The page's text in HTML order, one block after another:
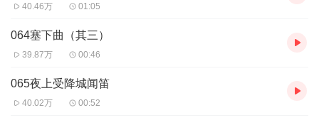
40.46万 01:05
064塞下曲（其三）
39.87万 00:46
065夜上受降城闻笛
40.02万 00:52